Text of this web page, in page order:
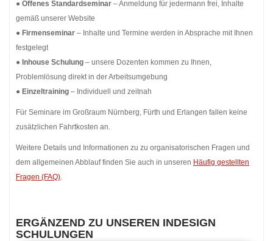
● Offenes Standardseminar – Anmeldung für jedermann frei, Inhalte
gemäß unserer Website
● Firmenseminar – Inhalte und Termine werden in Absprache mit Ihnen
festgelegt
● Inhouse Schulung – unsere Dozenten kommen zu Ihnen,
Problemlösung direkt in der Arbeitsumgebung
● Einzeltraining – Individuell und zeitnah
Für Seminare im Großraum Nürnberg, Fürth und Erlangen fallen keine
zusätzlichen Fahrtkosten an.
Weitere Details und Informationen zu zu organisatorischen Fragen und
dem allgemeinen Abblauf finden Sie auch in unseren Häufig gestellten
Fragen (FAQ).
ERGÄNZEND ZU UNSEREN INDESIGN
SCHULUNGEN